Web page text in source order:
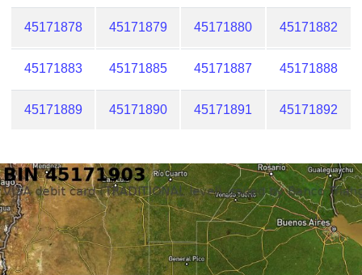
45171878 45171879 45171880 45171882
45171883 45171885 45171887 45171888
45171889 45171890 45171891 45171892